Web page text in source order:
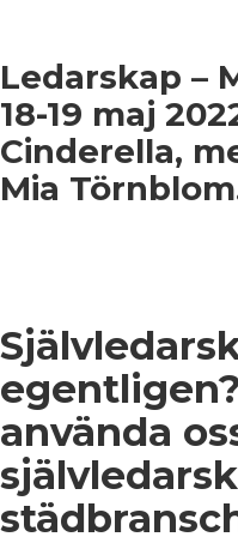
Ledarskap –
18-19 maj
Cinderella,
Mia
använda